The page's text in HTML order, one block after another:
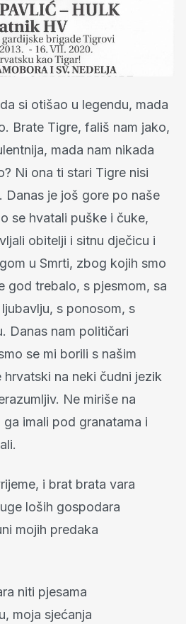
si otišao u legendu, mada
Brate Tigre, fališ nam jako,
mada nam nikada
Ni ona ti stari Tigre nisi
je još gore po naše
se hvatali puške i čuke,
obitelji i sitnu dječicu i
u Smrti, zbog kojih smo
god trebalo, s pjesmom, sa
s ponosom, s
Danas nam političari
se mi borili s našim
hrvatski na neki čudni jezik
Ne miriše na
imali pod granatama i
i brat brata vara
loših gospodara
mojih predaka
niti pjesama
moja sjećanja